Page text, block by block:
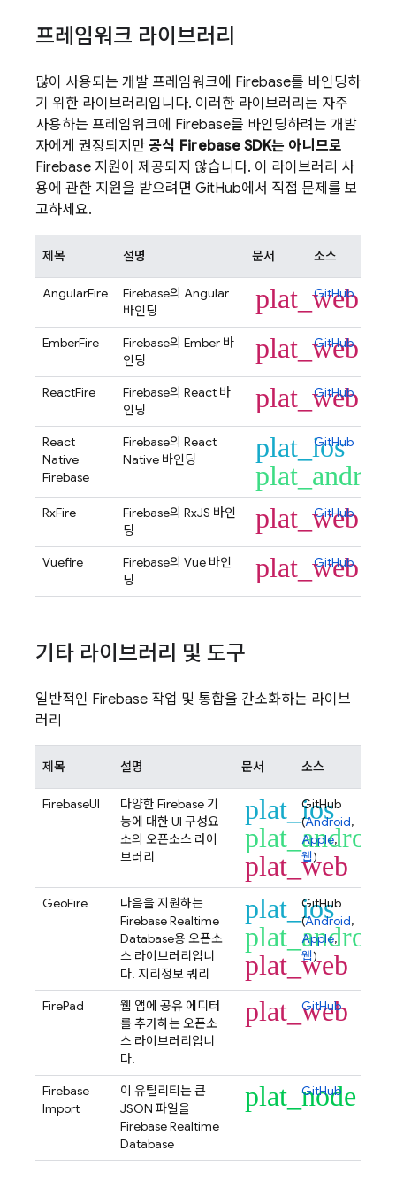
프레임워크 라이브러리
많이 사용되는 개발 프레임워크에 Firebase를 바인딩하
기 위한 라이브러리입니다. 이러한 라이브러리는 자주
사용하는 프레임워크에 Firebase를 바인딩하려는 개발
자에게 권장되지만 공식 Firebase SDK는 아니므로
Firebase 지원이 제공되지 않습니다. 이 라이브러리 사
용에 관한 지원을 받으려면 GitHub에서 직접 문제를 보
고하세요.
제목 설명 문서 소스
AngularFire
Firebase의 Angular
바인딩
plat_web
GitHub
EmberFire
Firebase의 Ember 바
인딩
plat_web
GitHub
ReactFire
Firebase의 React 바
인딩
plat_web
GitHub
React
Native
Firebase
Firebase의 React
Native 바인딩
plat_ios
GitHub
RxFire
Firebase의 RxJS 바인
딩
plat_web
GitHub
Vuefire
Firebase의 Vue 바인
딩
plat_web
GitHub
기타 라이브러리 및 도구
일반적인 Firebase 작업 및 통합을 간소화하는 라이브
러리
제목 설명 문서 소스
FirebaseUI
다양한 Firebase 기
능에 대한 UI 구성요
소의 오픈소스 라이
브러리
plat_ios
plat_android
plat_web
GitHub
(Android,
Apple,
웹)
GeoFire
다음을 지원하는
Firebase Realtime
Database용 오픈소
스 라이브러리입니
다. 지리정보 쿼리
plat_ios
plat_android
plat_web
GitHub
(Android,
Apple,
웹)
FirePad
웹 앱에 공유 에디터
를 추가하는 오픈소
스 라이브러리입니
다.
plat_web
GitHub
Firebase
Import
이 유틸리티는 큰
JSON 파일을
Firebase Realtime
Database
plat_node
GitHub